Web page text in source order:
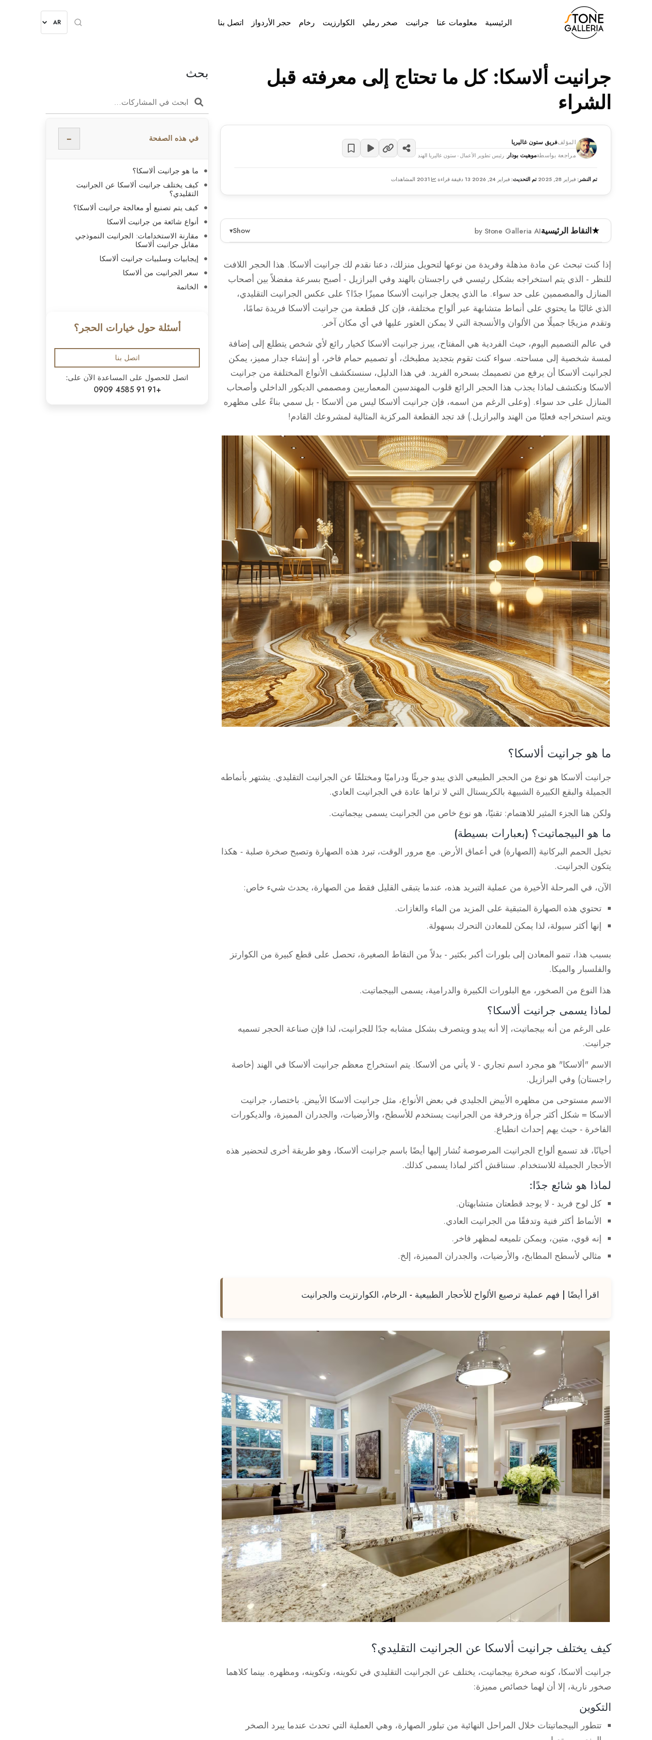
الرئيسية معلومات عنا جرانيت صخر رملي الكوارزيت رخام حجر الأردواز اتصل بنا
جرانيت ألاسكا: كل ما تحتاج إلى معرفته قبل
الشراء
المؤلففريق ستون غاليريا
مراجعة بواسطةموهيت بودار· رئيس تطوير الأعمال - ستون غاليريا الهند
تم النشر:فبراير 28, 2025 ·تم التحديث:فبراير 24, 2026 ·13 دقيقة قراءة ·
النقاط الرئيسيةby Stone Galleria AI
Show
▾
البيجماتيت المعروف بنقوشه اللافتة وكريستالاته الكبيرة. يزداد شعبيته بين أصحاب المنازل والمصممين
لمظهره المميز ومتانته، مما يجعله مناسبًا لتطبيقات متنوعة مثل أسطح العمل والأرضيات. كل لوح فريد
من نوعه، مما يوفر لمسة شخصية للمساحات الداخلية.
جرانيت ألاسكا هو حجر بيجماتيت، يختلف عن الجرانيت التقليدي بسبب نقوشه الفريدة وكريستالاته الكبيرة.
يتم استخراجه بشكل رئيسي في الهند والبرازيل، على الرغم من أن اسمه يوحي بأصل ألاسكي.
جرانيت ألاسكا شائع في التطبيقات الفاخرة، بما في ذلك أسطح العمل والأرضيات والجدران المميزة.
يقدم جرانيت ألاسكا جمالية فريدة ومتانة، مما يجعله خيارًا مفضلًا لتصميم المنازل الفاخرة.
إذا كنت تبحث عن مادة مذهلة وفريدة من نوعها لتحويل منزلك، دعنا نقدم لك جرانيت ألاسكا. هذا الحجر اللافت
للنظر - الذي يتم استخراجه بشكل رئيسي في راجستان بالهند وفي البرازيل - أصبح بسرعة مفضلاً بين أصحاب
المنازل والمصممين على حد سواء. ما الذي يجعل جرانيت ألاسكا مميزًا جدًا؟ على عكس الجرانيت التقليدي،
الذي غالبًا ما يحتوي على أنماط متشابهة عبر ألواح مختلفة، فإن كل قطعة من جرانيت ألاسكا فريدة تمامًا،
وتقدم مزيجًا جميلًا من الألوان والأنسجة التي لا يمكن العثور عليها في أي مكان آخر.
في عالم التصميم اليوم، حيث الفردية هي المفتاح، يبرز جرانيت ألاسكا كخيار رائع لأي شخص يتطلع إلى إضافة
لمسة شخصية إلى مساحته. سواء كنت تقوم بتجديد مطبخك، أو تصميم حمام فاخر، أو إنشاء جدار مميز، يمكن
لجرانيت ألاسكا أن يرفع من تصميمك بسحره الفريد. في هذا الدليل، سنستكشف الأنواع المختلفة من جرانيت
ألاسكا ونكتشف لماذا يجذب هذا الحجر الرائع قلوب المهندسين المعماريين ومصممي الديكور الداخلي وأصحاب
المنازل على حد سواء. (وعلى الرغم من اسمه، فإن جرانيت ألاسكا ليس من ألاسكا - بل سمي بناءً على مظهره
ويتم استخراجه فعليًا من الهند والبرازيل.) قد تجد القطعة المركزية المثالية لمشروعك القادم!
ما هو جرانيت ألاسكا؟
جرانيت ألاسكا هو نوع من الحجر الطبيعي الذي يبدو جريئًا ودراميًا ومختلفًا عن الجرانيت التقليدي. يشتهر بأنماطه
الجميلة والبقع الكبيرة الشبيهة بالكريستال التي لا تراها عادة في الجرانيت العادي.
ولكن هنا الجزء المثير للاهتمام: تقنيًا، هو نوع خاص من الجرانيت يسمى بيجماتيت.
ما هو البيجماتيت؟ (بعبارات بسيطة)
تخيل الحمم البركانية (الصهارة) في أعماق الأرض. مع مرور الوقت، تبرد هذه الصهارة وتصبح صخرة صلبة - هكذا
يتكون الجرانيت.
الآن، في المرحلة الأخيرة من عملية التبريد هذه، عندما يتبقى القليل فقط من الصهارة، يحدث شيء خاص:
تحتوي هذه الصهارة المتبقية على المزيد من الماء والغازات.
إنها أكثر سيولة، لذا يمكن للمعادن التحرك بسهولة.
بسبب هذا، تنمو المعادن إلى بلورات أكبر بكثير - بدلاً من النقاط الصغيرة، تحصل على قطع كبيرة من الكوارتز
والفلسبار والميكا.
هذا النوع من الصخور، مع البلورات الكبيرة والدرامية، يسمى البيجماتيت.
لماذا يسمى جرانيت ألاسكا؟
على الرغم من أنه بيجماتيت، إلا أنه يبدو ويتصرف بشكل مشابه جدًا للجرانيت، لذا فإن صناعة الحجر تسميه
جرانيت.
الاسم "ألاسكا" هو مجرد اسم تجاري - لا يأتي من ألاسكا. يتم استخراج معظم جرانيت ألاسكا في الهند (خاصة
راجستان) وفي البرازيل.
الاسم مستوحى من مظهره الأبيض الجليدي في بعض الأنواع، مثل جرانيت ألاسكا الأبيض. باختصار، جرانيت
ألاسكا = شكل أكثر جرأة وزخرفة من الجرانيت يستخدم للأسطح، والأرضيات، والجدران المميزة، والديكورات
الفاخرة - حيث يهم إحداث انطباع.
أحيانًا، قد تسمع ألواح الجرانيت المرصوصة تُشار إليها أيضًا باسم جرانيت ألاسكا، وهو طريقة أخرى لتحضير هذه
الأحجار الجميلة للاستخدام. سنناقش أكثر لماذا يسمى كذلك.
لماذا هو شائع جدًا:
كل لوح فريد - لا يوجد قطعتان متشابهتان.
الأنماط أكثر فنية وتدفقًا من الجرانيت العادي.
إنه قوي، متين، ويمكن تلميعه لمظهر فاخر.
مثالي لأسطح المطابخ، والأرضيات، والجدران المميزة، إلخ.
اقرأ أيضًا | فهم عملية ترصيع الألواح للأحجار الطبيعية - الرخام، الكوارتزيت والجرانيت
كيف يختلف جرانيت ألاسكا عن الجرانيت التقليدي؟
جرانيت ألاسكا، كونه صخرة بيجماتيت، يختلف عن الجرانيت التقليدي في تكوينه، وتكوينه، ومظهره. بينما كلاهما
صخور نارية، إلا أن لهما خصائص مميزة:
التكوين
تتطور البيجماتيتات خلال المراحل النهائية من تبلور الصهارة، وهي العملية التي تحدث عندما يبرد الصخر
بحث
في هذه الصفحة −
ما هو جرانيت ألاسكا؟
كيف يختلف جرانيت ألاسكا عن الجرانيت
التقليدي؟
كيف يتم تصنيع أو معالجة جرانيت ألاسكا؟
أنواع شائعة من جرانيت ألاسكا
مقارنة الاستخدامات: الجرانيت النموذجي
مقابل جرانيت ألاسكا
إيجابيات وسلبيات جرانيت ألاسكا
سعر الجرانيت من ألاسكا
الخاتمة
أسئلة حول خيارات الحجر؟
اتصل بنا
اتصل للحصول على المساعدة الآن على:
+91 91 4585 0909